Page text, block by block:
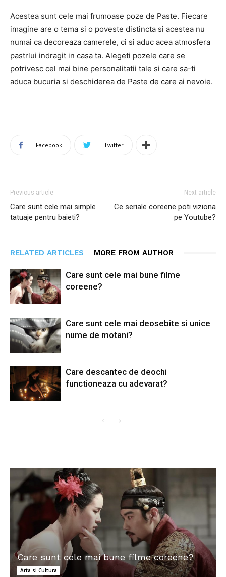
Acestea sunt cele mai frumoase poze de Paste. Fiecare
imagine are o tema si o poveste distincta si acestea nu
numai ca decoreaza camerele, ci si aduc acea atmosfera
pastrlui indragit in casa ta. Alegeti pozele care se
potrivesc cel mai bine personalitatii tale si care sa-ti
aduca bucuria si deschiderea de Paste de care ai nevoie.
Facebook Twitter
Previous article
Care sunt cele mai simple
tatuaje pentru baieti?
Next article
Ce seriale coreene poti viziona
pe Youtube?
RELATED ARTICLES MORE FROM AUTHOR
Care sunt cele mai bune filme
coreene?
Care sunt cele mai deosebite si unice
nume de motani?
Care descantec de deochi
functioneaza cu adevarat?
Care sunt cele mai bune filme coreene?
Arta si Cultura